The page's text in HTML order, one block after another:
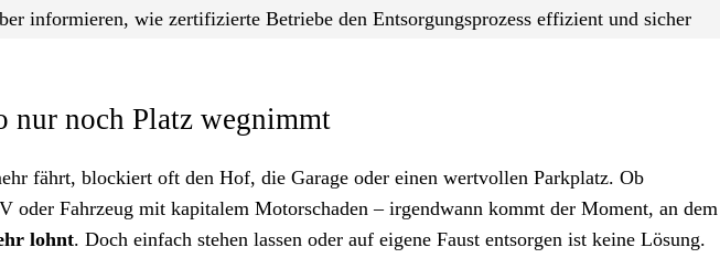
informieren, wie zertifizierte Betriebe den Entsorgungsprozess effizient und sicher
nur noch Platz wegnimmt
fährt, blockiert oft den Hof, die Garage oder einen wertvollen Parkplatz. Ob
oder Fahrzeug mit kapitalem Motorschaden – irgendwann kommt der Moment, an dem
lohnt. Doch einfach stehen lassen oder auf eigene Faust entsorgen ist keine Lösung.